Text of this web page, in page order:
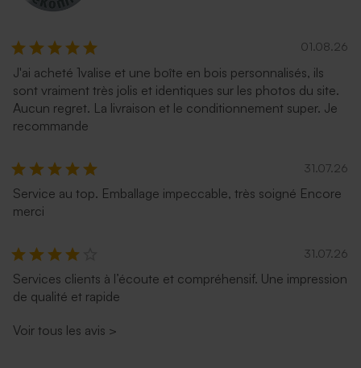
01.08.26
J'ai acheté 1valise et une boîte en bois personnalisés, ils
sont vraiment très jolis et identiques sur les photos du site.
Aucun regret. La livraison et le conditionnement super. Je
recommande
31.07.26
Service au top. Emballage impeccable, très soigné Encore
merci
31.07.26
Services clients à l’écoute et compréhensif. Une impression
de qualité et rapide
Voir tous les avis >